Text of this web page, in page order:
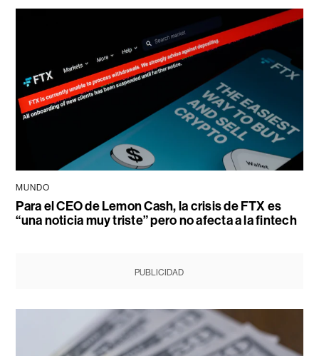
MUNDO
Para el CEO de Lemon Cash, la crisis de FTX es
“una noticia muy triste” pero no afecta a la fintech
PUBLICIDAD